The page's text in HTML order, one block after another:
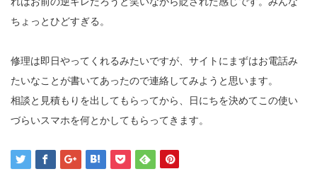
ちょっとひどすぎる。
修理は即日やってくれるみたいですが、サイトにまずはお電話み
たいなことが書いてあったので連絡してみようと思います。
相談と見積もりを出してもらってから、日にちを決めてこの使い
づらいスマホを何とかしてもらってきます。